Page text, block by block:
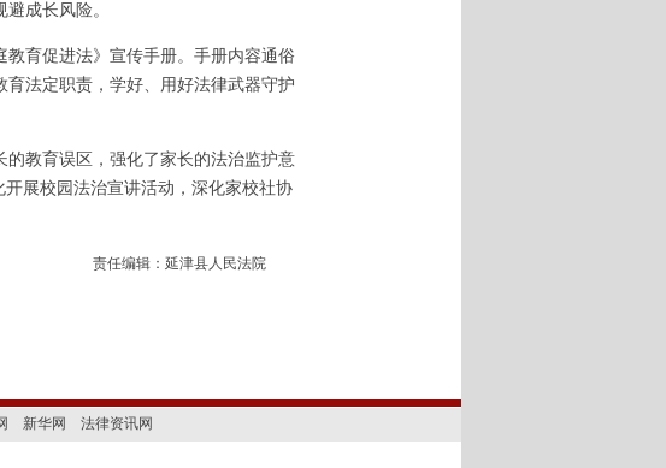
成长风险。
育促进法》宣传手册。手册内容通俗
法定职责，学好、用好法律武器守护
教育误区，强化了家长的法治监护意
展校园法治宣讲活动，深化家校社协
责任编辑：延津县人民法院
新华网 法律资讯网